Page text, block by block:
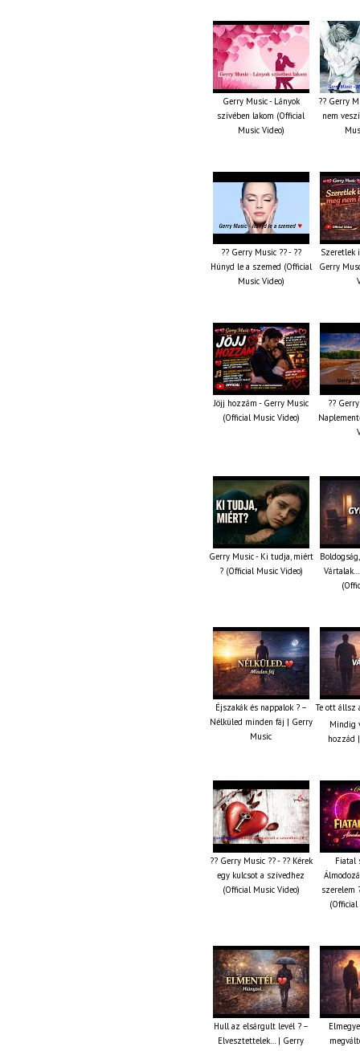
Gerry Music - Lányok
szívében lakom (Official
Music Video)
?? Gerry
nem
?? Gerry Music ?? - ??
Húnyd le a szemed (Official
Music Video)
Szeretlek
Gerry
Jöjj hozzám - Gerry Music
(Official Music Video)
??
Gerry Music - Ki tudja, miért
? (Official Music Video)
Éjszakák és nappalok ? –
Nélküled minden fáj | Gerry
Music
Te ott
Mindig
hozzád
?? Gerry Music ?? - ?? Kérek
egy kulcsot a szívedhez
(Official Music Video)
Fiatal
szerelem
(Official
Hull az elsárgult levél ? –
Elvesztettelek… | Gerry